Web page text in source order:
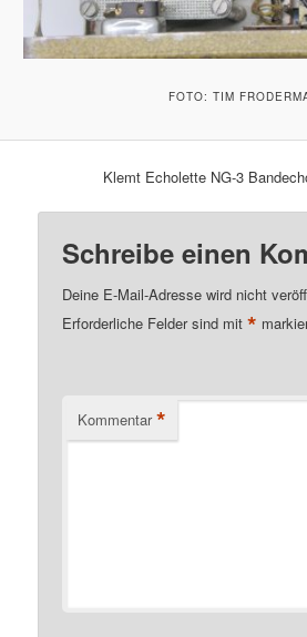
FOTO: TIM
Klemt Echolette NG-3
Schreibe einen
Deine E-Mail-Adresse wird nicht
Erforderliche Felder sind mit*
Kommentar *